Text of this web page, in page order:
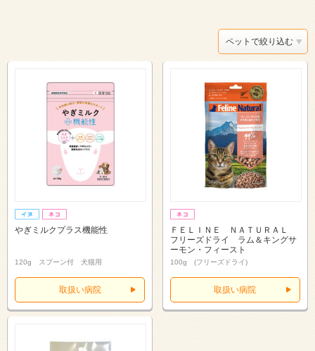
ペットで絞り込む
やぎミルクプラス機能性
120g スプーン付 犬猫用
取扱い病院
ＦＥＬＩＮＥ ＮＡＴＵＲＡＬ
フリーズドライ ラム＆キングサ
ーモン・フィースト
100g (フリーズドライ)
取扱い病院